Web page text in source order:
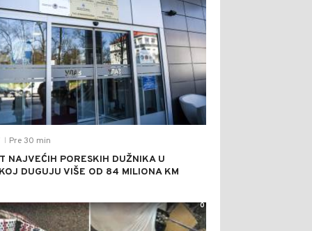
Pre 30 min
NAJVEĆIH PORESKIH DUŽNIKA U
DUGUJU VIŠE OD 84 MILIONA KM
0